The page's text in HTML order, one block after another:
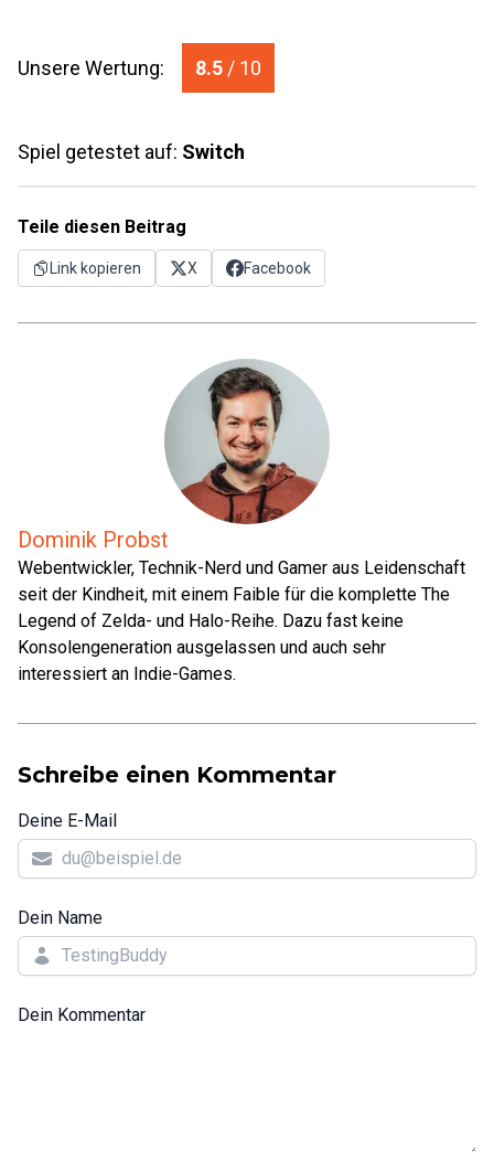
Unsere Wertung: 8.5 / 10
Spiel getestet auf: Switch
Teile diesen Beitrag
Link kopieren X Facebook
Dominik Probst
Webentwickler, Technik-Nerd und Gamer aus Leidenschaft
seit der Kindheit, mit einem Faible für die komplette The
Legend of Zelda- und Halo-Reihe. Dazu fast keine
Konsolengeneration ausgelassen und auch sehr
interessiert an Indie-Games.
Schreibe einen Kommentar
Deine E-Mail
Dein Name
Dein Kommentar